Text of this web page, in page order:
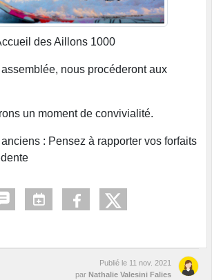
des Aillons 1000
nous procéderont aux
un moment de convivialité.
anciens : Pensez à rapporter vos forfaits
Publié le 11 nov. 2021
par Nathalie Valesini Falies